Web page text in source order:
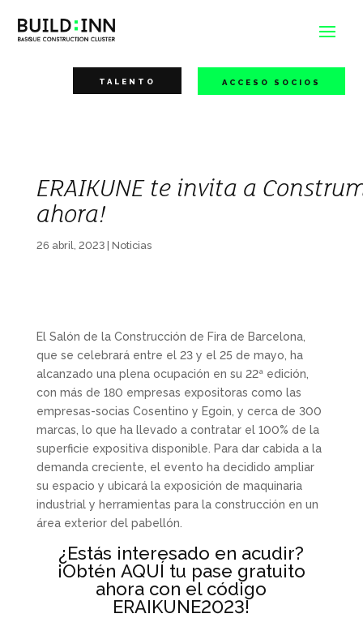
TALENTO ACCESO SOCIOS
ERAIKUNE te invita a
ahora!
26 abril, 2023| Noticias
El Salón de la Construcción de Fira de Barcelona,
que se celebrará entre el 23 y el 25 de mayo, ha
alcanzado una plena ocupación en su 22ª edición,
con más de 180 empresas expositoras como las
empresas-socias Cosentino y Egoin, y cerca de 300
marcas, lo que ha llevado a contratar el 100% de la
superficie expositiva disponible. Para dar cabida a la
demanda creciente, el evento ha decidido ampliar
su espacio y ubicará la exposición de maquinaria
industrial y herramientas para la construcción en un
área exterior del pabellón.
¿Estás interesado en acudir?
¡Obtén AQUÍ tu pase gratuito
ahora con el código
ERAIKUNE2023!